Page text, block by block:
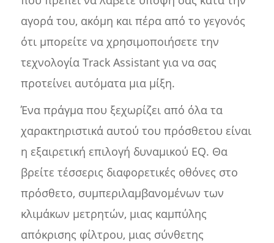
αγορά του, ακόμη και πέρα από το γεγονός
ότι μπορείτε να χρησιμοποιήσετε την
τεχνολογία Track Assistant για να σας
προτείνει αυτόματα μια μίξη.
Ένα πράγμα που ξεχωρίζει από όλα τα
χαρακτηριστικά αυτού του πρόσθετου είναι
η εξαιρετική επιλογή δυναμικού EQ. Θα
βρείτε τέσσερις διαφορετικές οθόνες στο
πρόσθετο, συμπεριλαμβανομένων των
κλιμάκων μετρητών, μιας καμπύλης
απόκρισης φίλτρου, μιας σύνθετης